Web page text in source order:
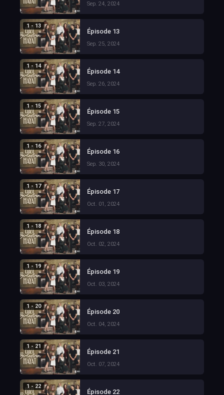
Sep. 24, 2024
1 - 13
Épisode 13
Sep. 25, 2024
1 - 14
Épisode 14
Sep. 26, 2024
1 - 15
Épisode 15
Sep. 27, 2024
1 - 16
Épisode 16
Sep. 30, 2024
1 - 17
Épisode 17
Oct. 01, 2024
1 - 18
Épisode 18
Oct. 02, 2024
1 - 19
Épisode 19
Oct. 03, 2024
1 - 20
Épisode 20
Oct. 04, 2024
1 - 21
Épisode 21
Oct. 07, 2024
1 - 22
Épisode 22